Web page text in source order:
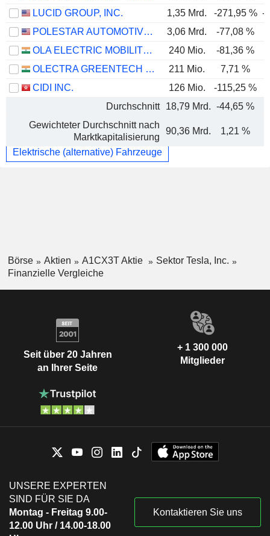
LUCID GROUP, INC.
1,35 Mrd. -271,95 % -
POLESTAR AUTOMOTIVE HOLDING UK PLC
3,06 Mrd. -77,08 %
OLA ELECTRIC MOBILITY LIMITED
240 Mio. -81,36 %
OLECTRA GREENTECH LIMITED
211 Mio. 7,71 %
CIDI INC.
126 Mio. -115,25 %
Durchschnitt
18,79 Mrd. -44,65 %
Gewichteter Durchschnitt nach
Marktkapitalisierung
90,36 Mrd. 1,21 %
Elektrische (alternative) Fahrzeuge
Börse Aktien A1CX3T Aktie
Sektor Tesla, Inc.
Finanzielle Vergleiche
Seit über 20 Jahren
an Ihrer Seite
+ 1 300 000
Mitglieder
UNSERE EXPERTEN
SIND FÜR SIE DA
Montag - Freitag 9.00-
12.00 Uhr / 14.00-18.00
Kontaktieren Sie uns